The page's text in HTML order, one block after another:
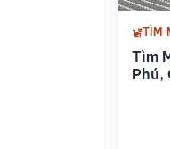
TÌM
Tìm
Phú,